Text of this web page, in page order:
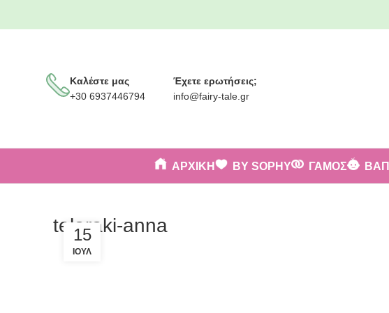
Καλέστε μας
+30 6937446794
Έχετε ερωτήσεις;
info@fairy-tale.gr
ΑΡΧΙΚΗ BY SOPHY ΓΑΜΟΣ
telaraki-anna
15
ΙΟΎΛ